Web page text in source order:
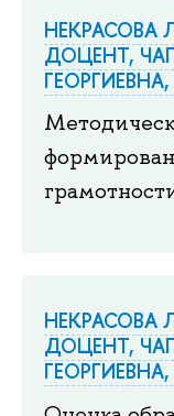
НЕКРАСОВА
ДОЦЕНТ,
НЕКРАСОВА
ДОЦЕНТ,